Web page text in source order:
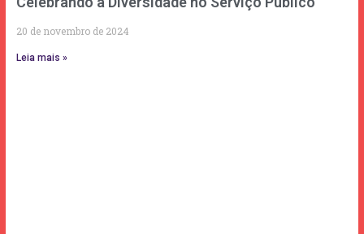
20 de novembro de 2024
Leia mais »